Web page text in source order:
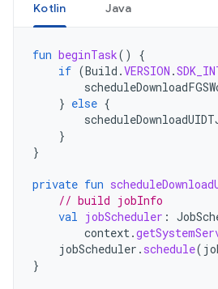
Kotlin Java
fun beginTask()
{
if (Build .VERSION .
} else {
}
}
private fun
// build jobInfo
val jobScheduler :
context.
jobScheduler . schedule(
}